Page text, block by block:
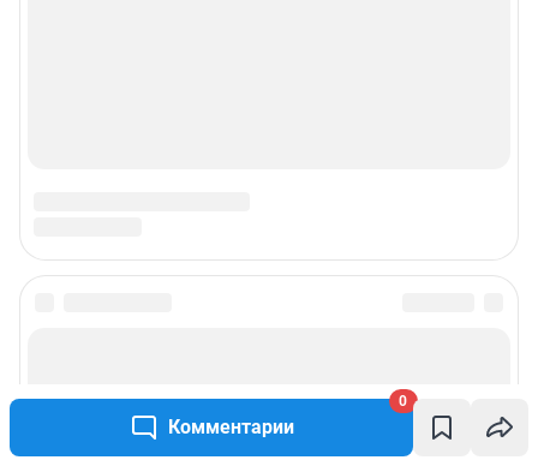
Комментарии
0